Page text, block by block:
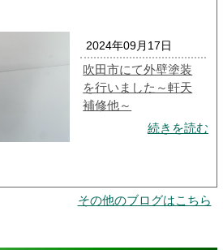
2024年09月17日
吹田市にて外壁塗装
を行いました～軒天
補修他～
続きを読む
その他のブログはこちら